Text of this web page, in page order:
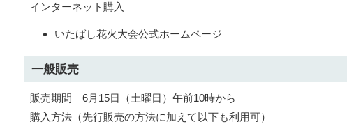
インターネット購入
いたばし花火大会公式ホームページ
一般販売
販売期間 6月15日（土曜日）午前10時から
購入方法（先行販売の方法に加えて以下も利用可）